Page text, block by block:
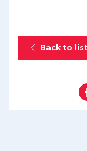
Back to list